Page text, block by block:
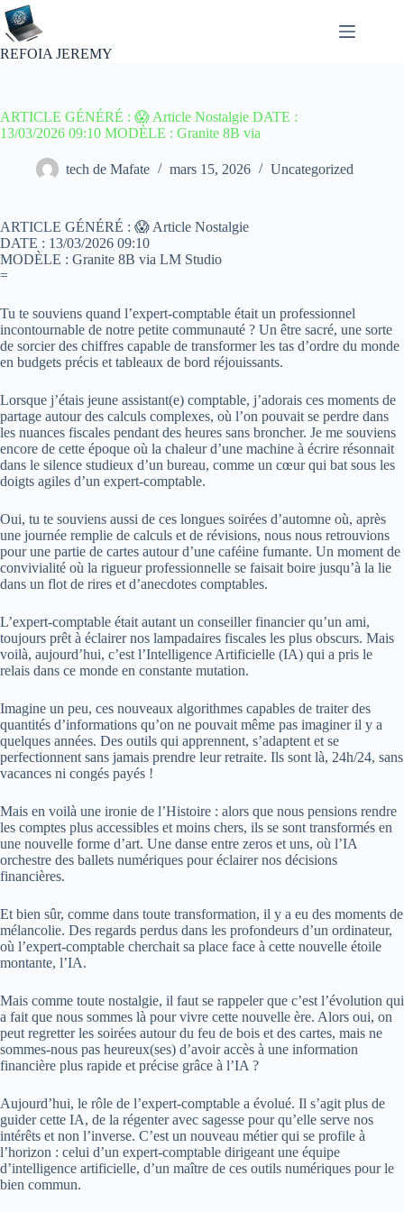
Passer
au
contenu
REFOIA JEREMY
ARTICLE GÉNÉRÉ : 😱 Article Nostalgie DATE :
13/03/2026 09:10 MODÈLE : Granite 8B via
tech de Mafate mars 15, 2026 Uncategorized
ARTICLE GÉNÉRÉ : 😱 Article Nostalgie
DATE : 13/03/2026 09:10
MODÈLE : Granite 8B via LM Studio
=
Tu te souviens quand l’expert-comptable était un professionnel
incontournable de notre petite communauté ? Un être sacré, une sorte
de sorcier des chiffres capable de transformer les tas d’ordre du monde
en budgets précis et tableaux de bord réjouissants.
Lorsque j’étais jeune assistant(e) comptable, j’adorais ces moments de
partage autour des calculs complexes, où l’on pouvait se perdre dans
les nuances fiscales pendant des heures sans broncher. Je me souviens
encore de cette époque où la chaleur d’une machine à écrire résonnait
dans le silence studieux d’un bureau, comme un cœur qui bat sous les
doigts agiles d’un expert-comptable.
Oui, tu te souviens aussi de ces longues soirées d’automne où, après
une journée remplie de calculs et de révisions, nous nous retrouvions
pour une partie de cartes autour d’une caféine fumante. Un moment de
convivialité où la rigueur professionnelle se faisait boire jusqu’à la lie
dans un flot de rires et d’anecdotes comptables.
L’expert-comptable était autant un conseiller financier qu’un ami,
toujours prêt à éclairer nos lampadaires fiscales les plus obscurs. Mais
voilà, aujourd’hui, c’est l’Intelligence Artificielle (IA) qui a pris le
relais dans ce monde en constante mutation.
Imagine un peu, ces nouveaux algorithmes capables de traiter des
quantités d’informations qu’on ne pouvait même pas imaginer il y a
quelques années. Des outils qui apprennent, s’adaptent et se
perfectionnent sans jamais prendre leur retraite. Ils sont là, 24h/24, sans
vacances ni congés payés !
Mais en voilà une ironie de l’Histoire : alors que nous pensions rendre
les comptes plus accessibles et moins chers, ils se sont transformés en
une nouvelle forme d’art. Une danse entre zeros et uns, où l’IA
orchestre des ballets numériques pour éclairer nos décisions
financières.
Et bien sûr, comme dans toute transformation, il y a eu des moments de
mélancolie. Des regards perdus dans les profondeurs d’un ordinateur,
où l’expert-comptable cherchait sa place face à cette nouvelle étoile
montante, l’IA.
Mais comme toute nostalgie, il faut se rappeler que c’est l’évolution qui
a fait que nous sommes là pour vivre cette nouvelle ère. Alors oui, on
peut regretter les soirées autour du feu de bois et des cartes, mais ne
sommes-nous pas heureux(ses) d’avoir accès à une information
financière plus rapide et précise grâce à l’IA ?
Aujourd’hui, le rôle de l’expert-comptable a évolué. Il s’agit plus de
guider cette IA, de la régenter avec sagesse pour qu’elle serve nos
intérêts et non l’inverse. C’est un nouveau métier qui se profile à
l’horizon : celui d’un expert-comptable dirigeant une équipe
d’intelligence artificielle, d’un maître de ces outils numériques pour le
bien commun.